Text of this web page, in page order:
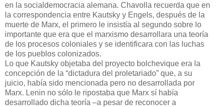
en la socialdemocracia alemana. Chavolla recuerda que en
la correspondencia entre Kautsky y Engels, después de la
muerte de Marx, el primero le insistía al segundo sobre lo
importante que era que el marxismo desarrollara una teoría
de los procesos coloniales y se identificara con las luchas
de los pueblos colonizados.
Lo que Kautsky objetaba del proyecto bolchevique era la
concepción de la “dictadura del proletariado” que, a su
juicio, había sido mencionada pero no desarrollada por
Marx. Lenin no sólo le ripostaba que Marx sí había
desarrollado dicha teoría –a pesar de reconocer a